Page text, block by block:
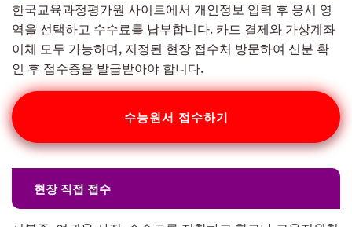
한국교육과정평가원 사이트에서 개인정보 입력 후 응시 영
역을 선택하고 수수료를 납부합니다. 카드 결제와 가상계좌
이체 모두 가능하며, 지정된 현장 접수처 방문하여 신분 확
인 후 접수증을 발급받아야 합니다.
수능원서 접수하기
현장 직접 접수